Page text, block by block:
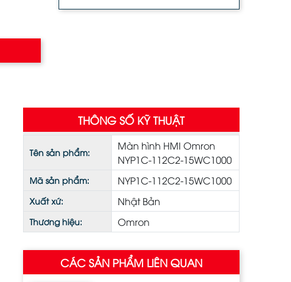
THÔNG SỐ KỸ THUẬT
Tên sản phẩm:
Màn hình HMI Omron
NYP1C-112C2-15WC1000
Mã sản phẩm: NYP1C-112C2-15WC1000
Xuất xứ: Nhật Bản
Thương hiệu: Omron
CÁC SẢN PHẨM LIÊN QUAN